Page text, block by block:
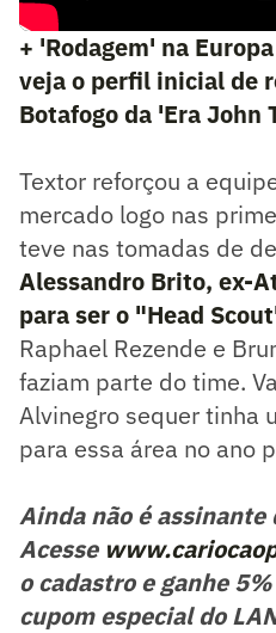
+ 'Rodagem' na
veja o perfil inicial de
Botafogo da 'Era John
Textor reforçou a
mercado logo nas
teve nas tomadas de
Alessandro Brito, ex-
para ser o "Head
Raphael Rezende e
faziam parte do time.
Alvinegro sequer tinha
para essa área no ano
Ainda não é assinante
Acesse
o cadastro e ganhe
cupom especial do